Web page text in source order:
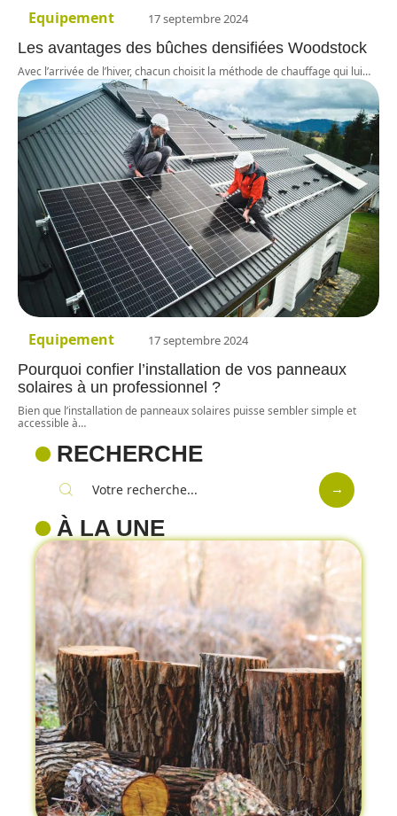
Equipement 17 septembre 2024
Les avantages des bûches densifiées Woodstock
Avec l’arrivée de l’hiver, chacun choisit la méthode de chauffage qui lui…
Equipement 17 septembre 2024
Pourquoi confier l’installation de vos panneaux
solaires à un professionnel ?
Bien que l’installation de panneaux solaires puisse sembler simple et
accessible à…
RECHERCHE
À LA UNE